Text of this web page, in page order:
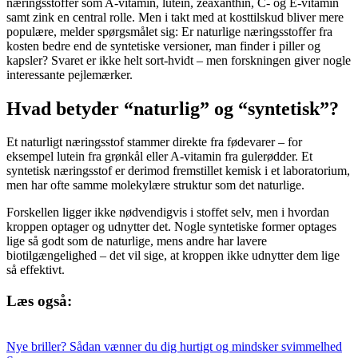
samt zink en central rolle. Men i takt med at kosttilskud bliver mere
populære, melder spørgsmålet sig: Er naturlige næringsstoffer fra
kosten bedre end de syntetiske versioner, man finder i piller og
kapsler? Svaret er ikke helt sort-hvidt – men forskningen giver nogle
interessante pejlemærker.
Hvad betyder “naturlig” og “syntetisk”?
Et naturligt næringsstof stammer direkte fra fødevarer – for
eksempel lutein fra grønkål eller A-vitamin fra gulerødder. Et
syntetisk næringsstof er derimod fremstillet kemisk i et laboratorium,
men har ofte samme molekylære struktur som det naturlige.
Forskellen ligger ikke nødvendigvis i stoffet selv, men i hvordan
kroppen optager og udnytter det. Nogle syntetiske former optages
lige så godt som de naturlige, mens andre har lavere
biotilgængelighed – det vil sige, at kroppen ikke udnytter dem lige
så effektivt.
Læs også:
Nye briller? Sådan vænner du dig hurtigt og mindsker svimmelhed